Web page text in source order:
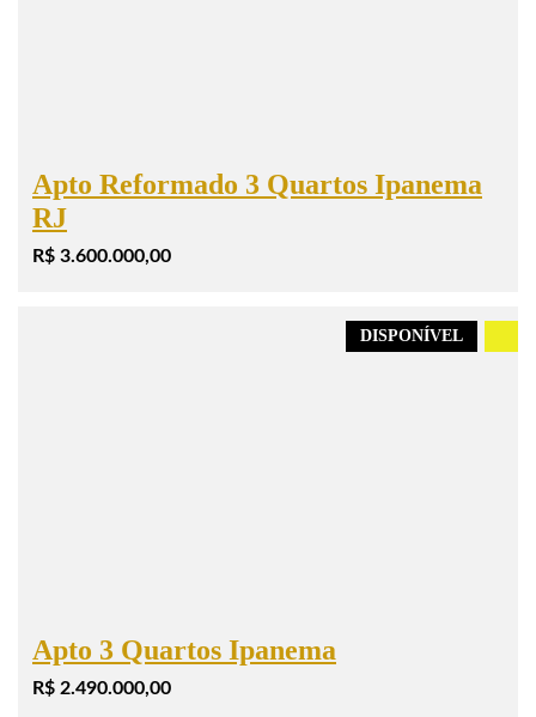
Apto Reformado 3 Quartos Ipanema
RJ
R$ 3.600.000,00
DISPONÍVEL
Apto 3 Quartos Ipanema
R$ 2.490.000,00